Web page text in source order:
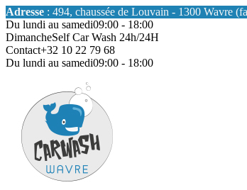
Adresse : 494, chaussée de Louvain - 1300 Wavre
Du lundi au samedi09:00 - 18:00
DimancheSelf Car Wash 24h/24H
Contact+32 10 22 79 68
Du lundi au samedi09:00 - 18:00